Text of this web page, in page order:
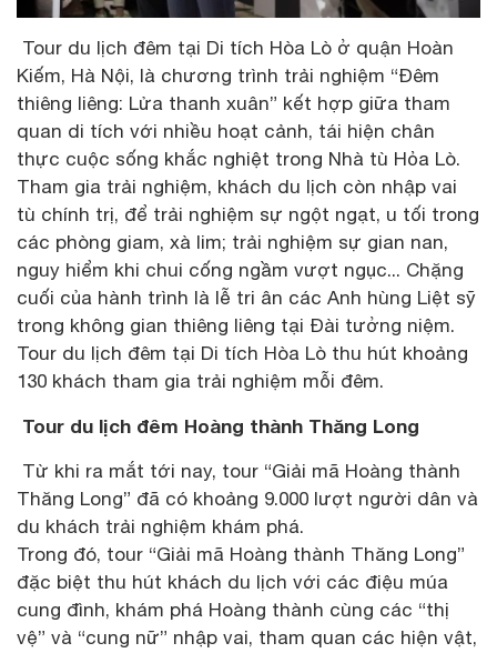
Tour du lịch đêm tại Di tích Hòa Lò ở quận Hoàn
Kiếm, Hà Nội, là chương trình trải nghiệm “Đêm
thiêng liêng: Lửa thanh xuân” kết hợp giữa tham
quan di tích với nhiều hoạt cảnh, tái hiện chân
thực cuộc sống khắc nghiệt trong Nhà tù Hỏa Lò.
Tham gia trải nghiệm, khách du lịch còn nhập vai
tù chính trị, để trải nghiệm sự ngột ngạt, u tối trong
các phòng giam, xà lim; trải nghiệm sự gian nan,
nguy hiểm khi chui cống ngầm vượt ngục... Chặng
cuối của hành trình là lễ tri ân các Anh hùng Liệt sỹ
trong không gian thiêng liêng tại Đài tưởng niệm.
Tour du lịch đêm tại Di tích Hòa Lò thu hút khoảng
130 khách tham gia trải nghiệm mỗi đêm.
Tour du lịch đêm Hoàng thành Thăng Long
Từ khi ra mắt tới nay, tour “Giải mã Hoàng thành
Thăng Long” đã có khoảng 9.000 lượt người dân và
du khách trải nghiệm khám phá.
Trong đó, tour “Giải mã Hoàng thành Thăng Long”
đặc biệt thu hút khách du lịch với các điệu múa
cung đình, khám phá Hoàng thành cùng các “thị
vệ” và “cung nữ” nhập vai, tham quan các hiện vật,